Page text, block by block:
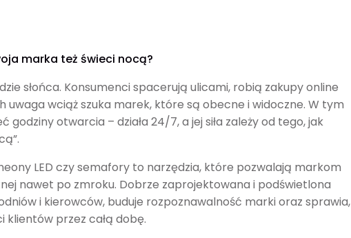
marka też świeci nocą?
słońca. Konsumenci spacerują ulicami, robią zakupy online
uwaga wciąż szuka marek, które są obecne i widoczne. W tym
otwarcia – działa 24/7, a jej siła zależy od tego, jak
LED czy semafory to narzędzia, które pozwalają markom
nawet po zmroku. Dobrze zaprojektowana i podświetlona
i kierowców, buduje rozpoznawalność marki oraz sprawia,
klientów przez całą dobę.